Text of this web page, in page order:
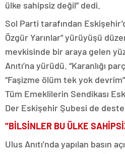
ülke sahipsiz değil” dedi.
Sol Parti tarafından
Özgür Yarınlar” yürüyüşü
mevkisinde bir araya gelen
Anıtı’na yürüdü. “Karanlığı
“Faşizme ölüm tek yok
Tüm Emeklilerin Sendikası
Der Eskişehir Şubesi de
“BİLSİNLER BU ÜLKE
Ulus Anıtı’nda yapılan basın